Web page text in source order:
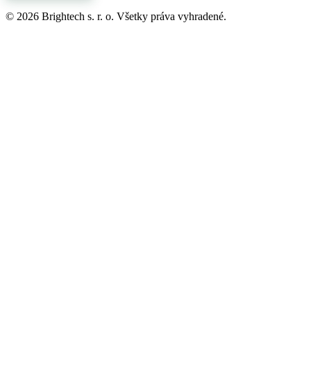
© 2026 Brightech s. r. o. Všetky práva vyhradené.